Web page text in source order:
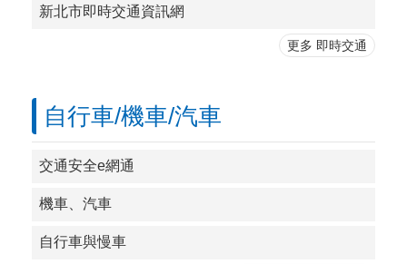
新北市即時交通資訊網
更多 即時交通
自行車/機車/汽車
交通安全e網通
機車、汽車
自行車與慢車